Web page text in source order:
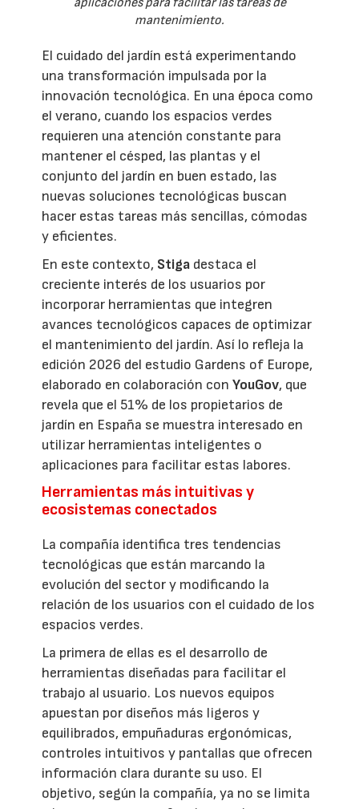
mantenimiento.
El cuidado del jardín está experimentando
una transformación impulsada por la
innovación tecnológica. En una época como
el verano, cuando los espacios verdes
requieren una atención constante para
mantener el césped, las plantas y el
conjunto del jardín en buen estado, las
nuevas soluciones tecnológicas buscan
hacer estas tareas más sencillas, cómodas
y eficientes.
En este contexto, Stiga destaca el
creciente interés de los usuarios por
incorporar herramientas que integren
avances tecnológicos capaces de optimizar
el mantenimiento del jardín. Así lo refleja la
edición 2026 del estudio Gardens of Europe,
elaborado en colaboración conYouGov, que
revela que el 51% de los propietarios de
jardín en España se muestra interesado en
utilizar herramientas inteligentes o
aplicaciones para facilitar estas labores.
Herramientas más intuitivas y
ecosistemas conectados
La compañía identifica tres tendencias
tecnológicas que están marcando la
evolución del sector y modificando la
relación de los usuarios con el cuidado de los
espacios verdes.
La primera de ellas es el desarrollo de
herramientas diseñadas para facilitar el
trabajo al usuario. Los nuevos equipos
apuestan por diseños más ligeros y
equilibrados, empuñaduras ergonómicas,
controles intuitivos y pantallas que ofrecen
información clara durante su uso. El
objetivo, según la compañía, ya no se limita